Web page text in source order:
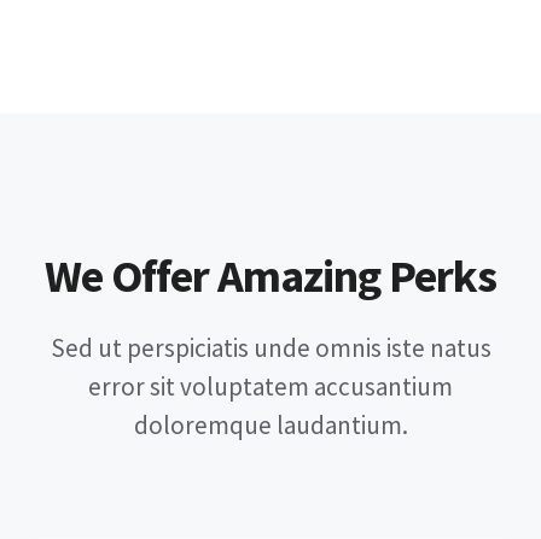
We Offer Amazing Perks
Sed ut perspiciatis unde omnis iste natus
error sit voluptatem accusantium
doloremque laudantium.